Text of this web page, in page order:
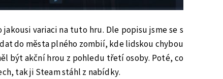
jakousi variaci na tuto hru. Dle popisu jsme se s
do města plného zombií, kde lidskou chybou
být akční hrou z pohledu třetí osoby. Poté, co
tak ji Steam stáhl z nabídky.